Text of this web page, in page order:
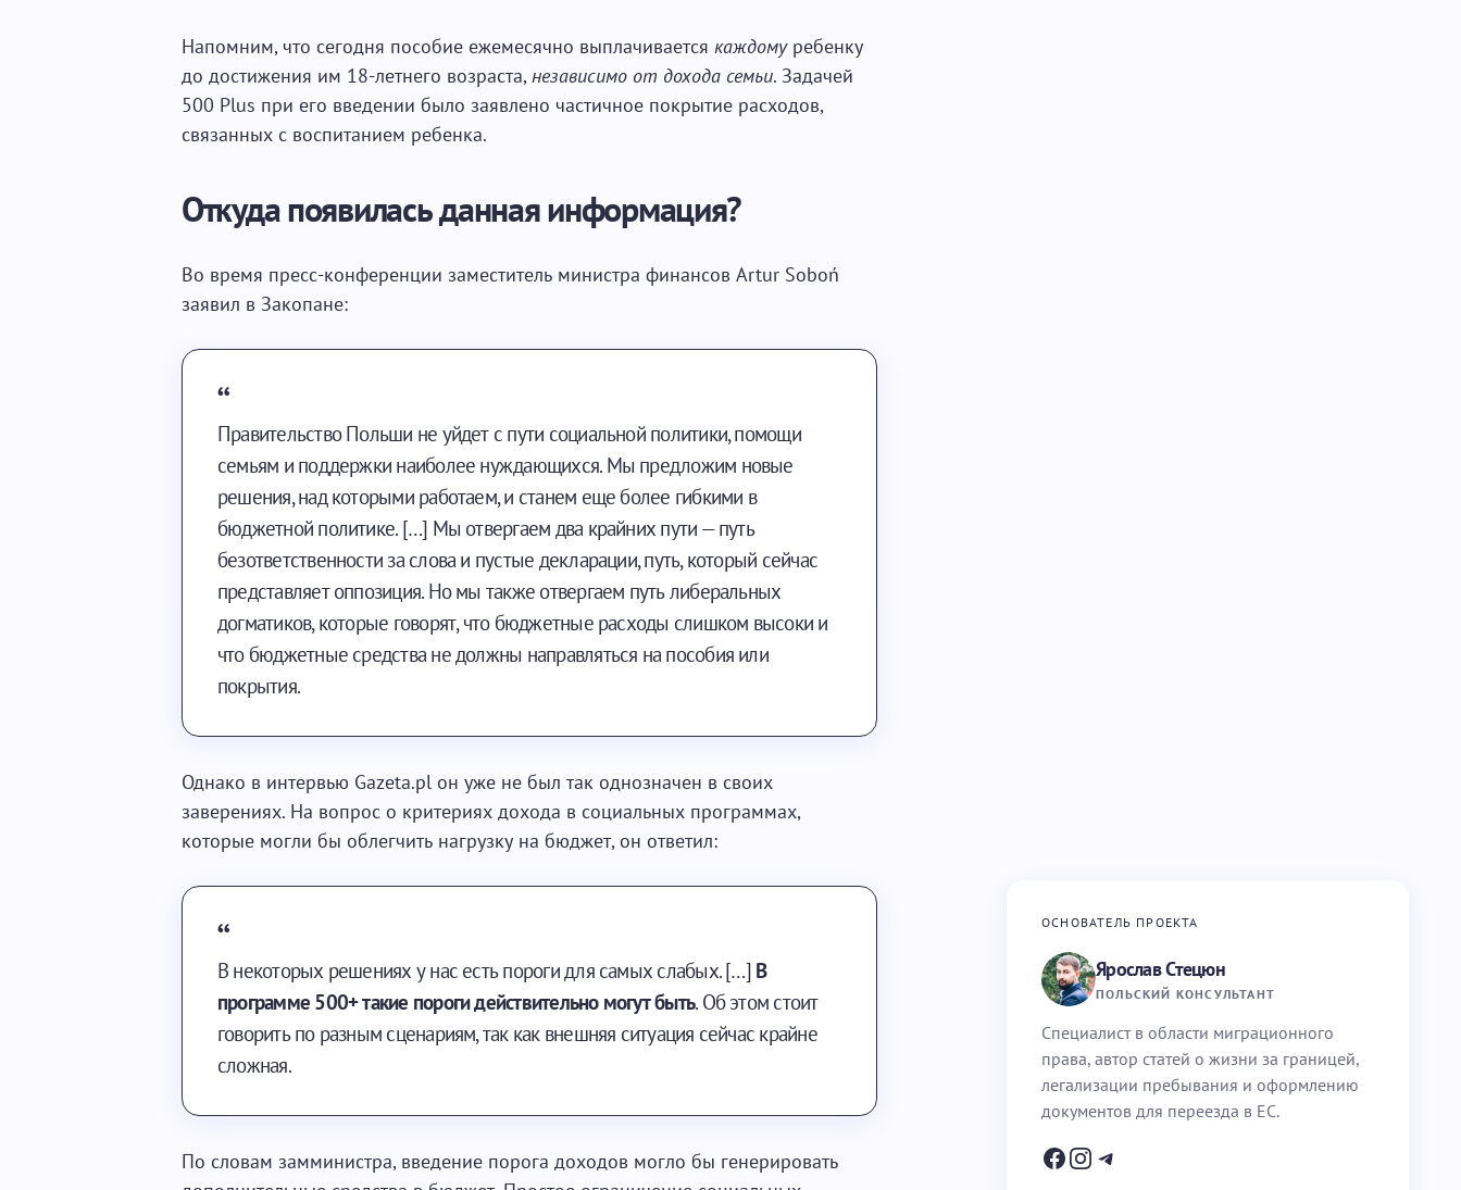
Напомним, что сегодня пособие ежемесячно выплачивается каждомуребенку
до достижения им 18-летнего возраста,независимо от дохода семьи. Задачей
500 Plus при его введении было заявлено частичное покрытие расходов,
связанных с воспитанием ребенка.
Откуда появилась данная информация?
Во время пресс-конференции заместитель министра финансов Artur Soboń
заявил в Закопане:
Правительство Польши не уйдет с пути социальной политики, помощи
семьям и поддержки наиболее нуждающихся. Мы предложим новые
решения, над которыми работаем, и станем еще более гибкими в
бюджетной политике. […] Мы отвергаем два крайних пути — путь
безответственности за слова и пустые декларации, путь, который сейчас
представляет оппозиция. Но мы также отвергаем путь либеральных
догматиков, которые говорят, что бюджетные расходы слишком высоки и
что бюджетные средства не должны направляться на пособия или
покрытия.
Однако в интервью Gazeta.pl он уже не был так однозначен в своих
заверениях. На вопрос о критериях дохода в социальных программах,
которые могли бы облегчить нагрузку на бюджет, он ответил:
В некоторых решениях у нас есть пороги для самых слабых. […] В
программе 500+ такие пороги действительно могут быть. Об этом стоит
говорить по разным сценариям, так как внешняя ситуация сейчас крайне
сложная.
По словам замминистра, введение порога доходов могло бы генерировать
ОСНОВАТЕЛЬ ПРОЕКТА
Ярослав Стецюн
ПОЛЬСКИЙ КОНСУЛЬТАНТ
Специалист в области миграционного
права, автор статей о жизни за границей,
легализации пребывания и оформлению
документов для переезда в ЕС.